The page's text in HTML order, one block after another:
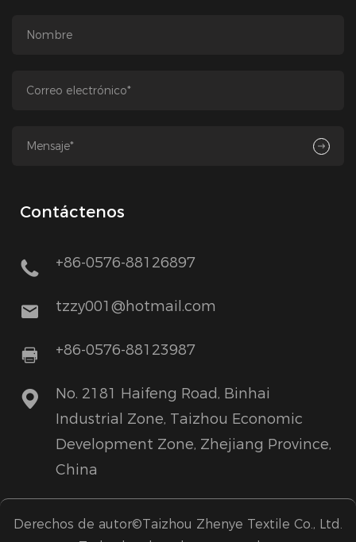
Contáctenos
+86-0576-88126897
tzzy001@hotmail.com
+86-0576-88123987
No. 2181 Haifeng Road, Binhai
Industrial Zone, Taizhou Economic
Development Zone, Zhejiang Province,
China
Derechos de autor©Taizhou Zhenye Textile Co., Ltd.